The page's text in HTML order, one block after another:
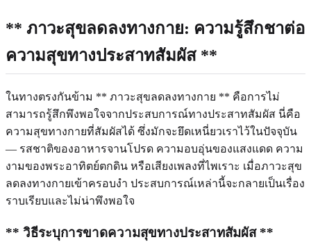
** ภาวะสุขลดลงทางกาย: ความรู้สึกชาต่อ
ความสุขทางประสาทสัมผัส **
ในทางตรงกันข้าม ** ภาวะสุขลดลงทางกาย ** คือการไม่
สามารถรู้สึกพึงพอใจจากประสบการณ์ทางประสาทสัมผัส นี่คือ
ความสุขทางกายที่สัมผัสได้ ซึ่งมักจะยึดเหนี่ยวเราไว้ในปัจจุบัน
— รสชาติของอาหารจานโปรด ความอบอุ่นของแสงแดด ความ
งามของพระอาทิตย์ตกดิน หรือเสียงเพลงที่ไพเราะ เมื่อภาวะสุข
ลดลงทางกายเข้าครอบงำ ประสบการณ์เหล่านี้จะกลายเป็นเรื่อง
ราบเรียบและไม่น่าพึงพอใจ
** วิธีระบุการขาดความสุขทางประสาทสัมผัส **